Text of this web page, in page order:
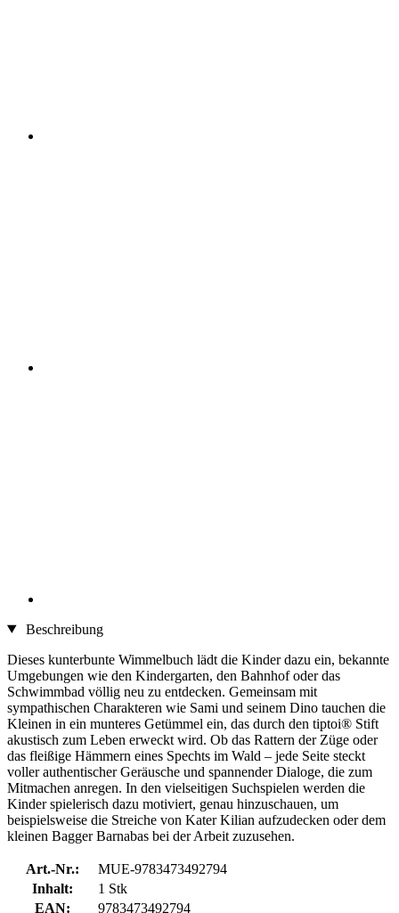
Beschreibung
Dieses kunterbunte Wimmelbuch lädt die Kinder dazu ein, bekannte
Umgebungen wie den Kindergarten, den Bahnhof oder das
Schwimmbad völlig neu zu entdecken. Gemeinsam mit
sympathischen Charakteren wie Sami und seinem Dino tauchen die
Kleinen in ein munteres Getümmel ein, das durch den tiptoi® Stift
akustisch zum Leben erweckt wird. Ob das Rattern der Züge oder
das fleißige Hämmern eines Spechts im Wald – jede Seite steckt
voller authentischer Geräusche und spannender Dialoge, die zum
Mitmachen anregen. In den vielseitigen Suchspielen werden die
Kinder spielerisch dazu motiviert, genau hinzuschauen, um
beispielsweise die Streiche von Kater Kilian aufzudecken oder dem
kleinen Bagger Barnabas bei der Arbeit zuzusehen.
Art.-Nr.:
MUE-9783473492794
Inhalt:
1 Stk
EAN:
9783473492794